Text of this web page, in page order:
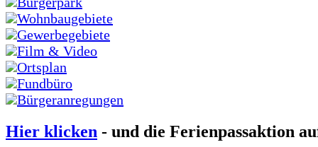
Wohnbaugebiete
Gewerbegebiete
Film & Video
Ortsplan
Fundbüro
Bürgeranregungen
Hier klicken - und die Ferienpassaktion